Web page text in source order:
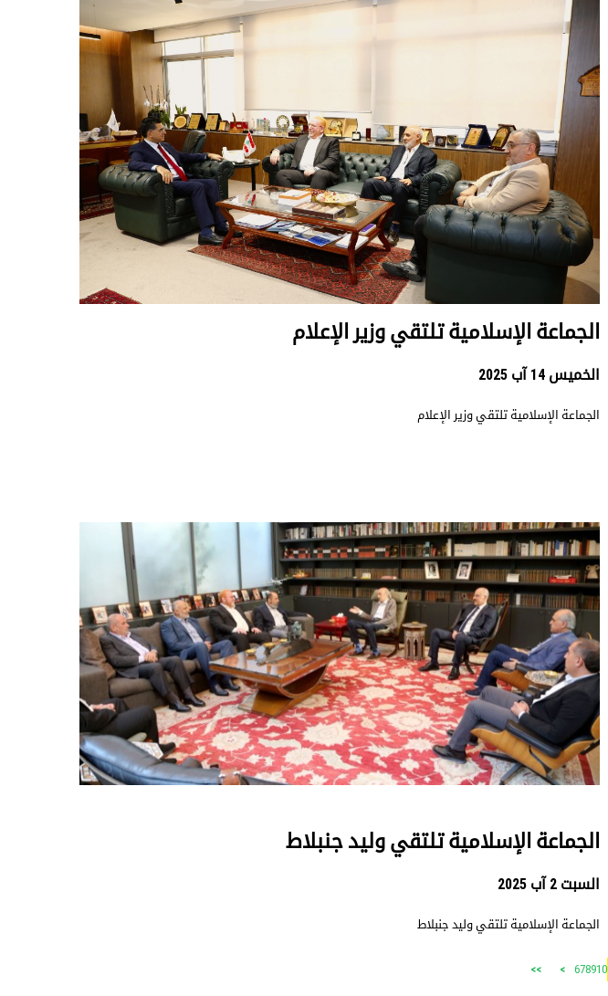
الجماعة الإسلامية تلتقي وزير الإعلام
الخميس 14 آب 2025
الجماعة الإسلامية تلتقي وزير الإعلام
الجماعة الإسلامية تلتقي وليد جنبلاط
السبت 2 آب 2025
الجماعة الإسلامية تلتقي وليد جنبلاط
678910
>
>>